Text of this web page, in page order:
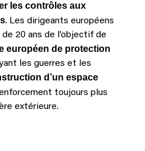
les contrôles aux
. Les dirigeants européens
20 ans de l’objectif de
européen de protection
les guerres et les
d’un espace
toujours plus
extérieure.